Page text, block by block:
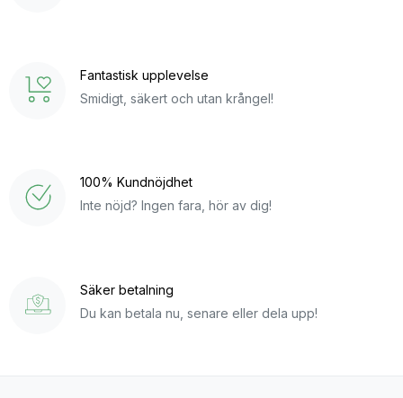
Fantastisk upplevelse
Smidigt, säkert och utan krångel!
100% Kundnöjdhet
Inte nöjd? Ingen fara, hör av dig!
Säker betalning
Du kan betala nu, senare eller dela upp!